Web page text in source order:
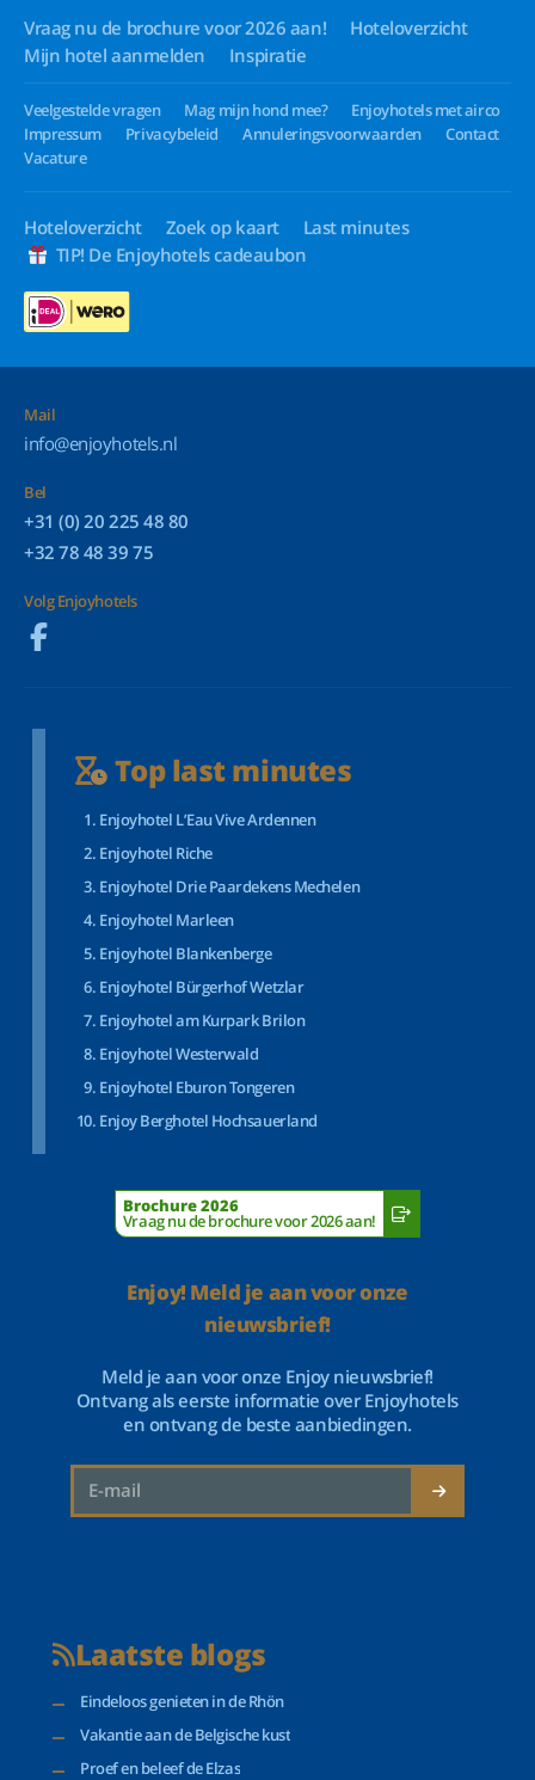
Vraag nu de brochure voor 2026 aan!
Hoteloverzicht
Mijn hotel aanmelden
Inspiratie
Veelgestelde vragen Mag mijn hond mee?
Enjoyhotels met airco
Impressum
Privacybeleid Annuleringsvoorwaarden
Contact
Vacature
Hoteloverzicht Zoek op kaart
Last minutes
TIP! De Enjoyhotels cadeaubon
Mail
info@enjoyhotels.nl
Bel
+31 (0) 20 225 48 80
+32 78 48 39 75
Volg Enjoyhotels
Top last minutes
Enjoyhotel L’Eau Vive Ardennen
Enjoyhotel Riche
Enjoyhotel Drie Paardekens Mechelen
Enjoyhotel Marleen
Enjoyhotel Blankenberge
Enjoyhotel Bürgerhof Wetzlar
Enjoyhotel am Kurpark Brilon
Enjoyhotel Westerwald
Enjoyhotel Eburon Tongeren
Enjoy Berghotel Hochsauerland
Brochure 2026
Vraag nu de brochure voor 2026 aan!
Enjoy! Meld je aan voor onze
nieuwsbrief!
Meld je aan voor onze Enjoy nieuwsbrief!
Ontvang als eerste informatie over Enjoyhotels
en ontvang de beste aanbiedingen.
Laatste blogs
Eindeloos genieten in de Rhön
Vakantie aan de Belgische kust
Proef en beleef de Elzas